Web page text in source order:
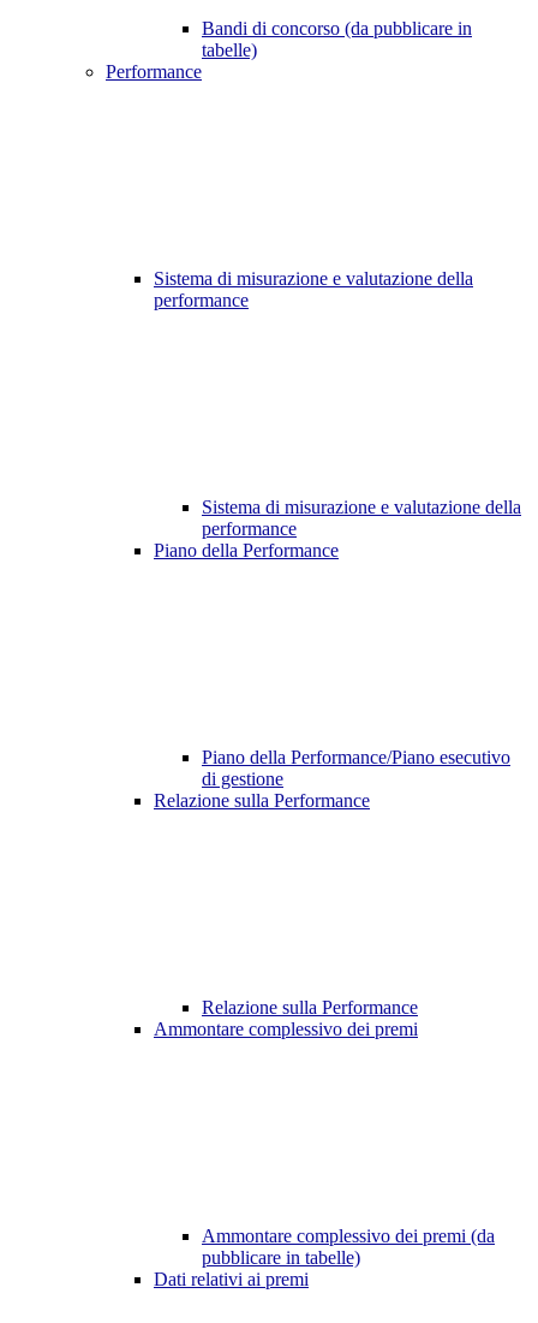
Bandi di concorso (da pubblicare in
tabelle)
Performance
Sistema di misurazione e valutazione della
performance
Sistema di misurazione e valutazione della
performance
Piano della Performance
Piano della Performance/Piano esecutivo
di gestione
Relazione sulla Performance
Relazione sulla Performance
Ammontare complessivo dei premi
Ammontare complessivo dei premi (da
pubblicare in tabelle)
Dati relativi ai premi